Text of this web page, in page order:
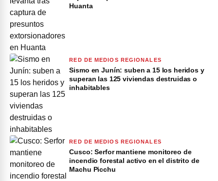
Huanta
RED DE MEDIOS REGIONALES
Sismo en Junín: suben a 15 los heridos y
superan las 125 viviendas destruidas o
inhabitables
RED DE MEDIOS REGIONALES
Cusco: Serfor mantiene monitoreo de
incendio forestal activo en el distrito de
Machu Picchu